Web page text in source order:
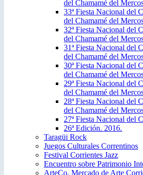
del Chamamé del
33ª Fiesta Nacional del
del Chamamé del
32ª Fiesta Nacional del
del Chamamé del
31ª Fiesta Nacional del
del Chamamé del
30ª Fiesta Nacional del
del Chamamé del
29ª Fiesta Nacional del
del Chamamé del
28ª Fiesta Nacional del
del Chamamé del
27ª Fiesta Nacional del
26ª Edición. 2016.
Taragüi Rock
Juegos Culturales Correntinos
Festival Corrientes Jazz
Encuentro sobre Patrimonio
ArteCo. Mercado de Arte